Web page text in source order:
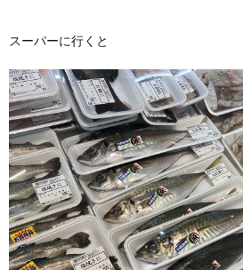
スーパーに行くと